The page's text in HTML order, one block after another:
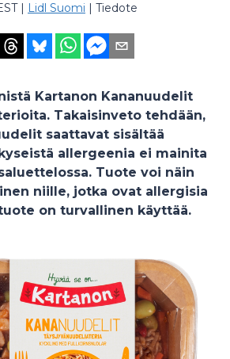
| Lidl Suomi | Tiedote
Kartanon Kananuudelit
Takaisinveto tehdään,
saattavat sisältää
allergeenia ei mainita
Tuote voi näin
niille, jotka ovat allergisia
on turvallinen käyttää.